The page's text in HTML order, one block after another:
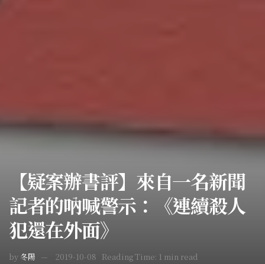
【疑案辦書評】來自一名新聞
記者的吶喊警示：《連續殺人
犯還在外面》
by 冬陽 2019-10-08 Reading Time: 1 min read